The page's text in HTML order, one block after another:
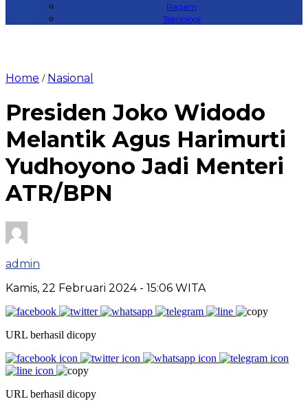
Ragam
Teknologi
Home / Nasional
Presiden Joko Widodo
Melantik Agus Harimurti
Yudhoyono Jadi Menteri
ATR/BPN
admin
Kamis, 22 Februari 2024 - 15:06 WITA
URL berhasil dicopy
URL berhasil dicopy